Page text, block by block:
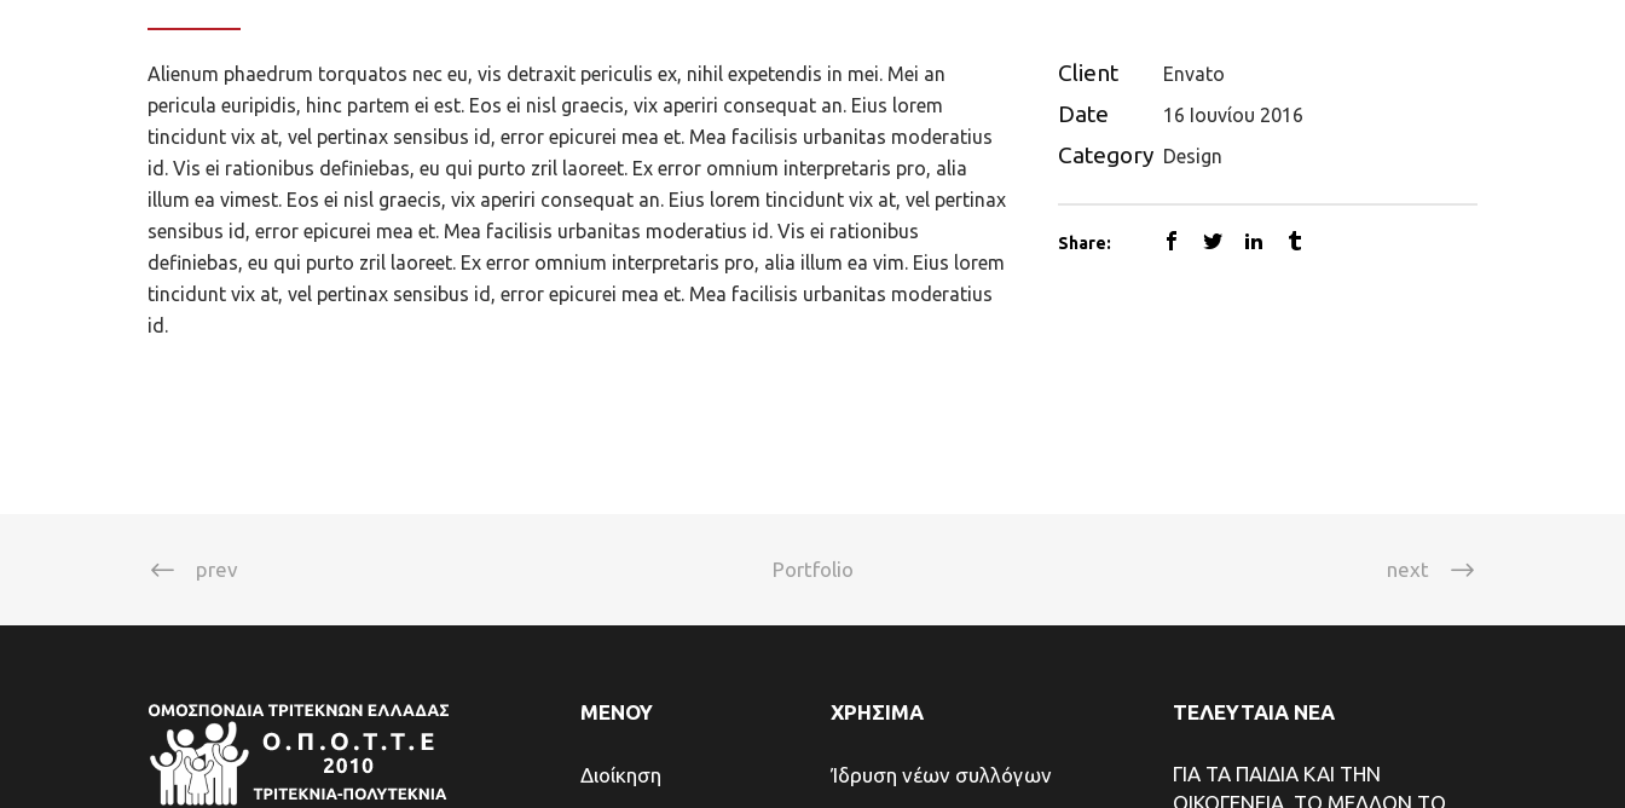
Alienum phaedrum torquatos nec eu, vis detraxit periculis ex, nihil expetendis in mei. Mei an
pericula euripidis, hinc partem ei est. Eos ei nisl graecis, vix aperiri consequat an. Eius lorem
tincidunt vix at, vel pertinax sensibus id, error epicurei mea et. Mea facilisis urbanitas moderatius
id. Vis ei rationibus definiebas, eu qui purto zril laoreet. Ex error omnium interpretaris pro, alia
illum ea vimest. Eos ei nisl graecis, vix aperiri consequat an. Eius lorem tincidunt vix at, vel pertinax
sensibus id, error epicurei mea et. Mea facilisis urbanitas moderatius id. Vis ei rationibus
definiebas, eu qui purto zril laoreet. Ex error omnium interpretaris pro, alia illum ea vim. Eius lorem
tincidunt vix at, vel pertinax sensibus id, error epicurei mea et. Mea facilisis urbanitas moderatius
id.
Client Envato
Date 16 Ιουνίου 2016
Category Design
Share:
prev Portfolio next
ΜΕΝΟΥ
Διοίκηση
ΧΡΗΣΙΜΑ
Ίδρυση νέων συλλόγων
ΤΕΛΕΥΤΑΙΑ ΝΕΑ
ΓΙΑ ΤΑ ΠΑΙΔΙΑ ΚΑΙ ΤΗΝ
ΟΙΚΟΓΕΝΕΙΑ, ΤΟ ΜΕΛΛΟΝ ΤΟ